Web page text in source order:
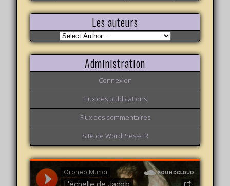
variations
Les auteurs
Administration
Connexion
Flux des publications
Flux des commentaires
Site de WordPress-FR